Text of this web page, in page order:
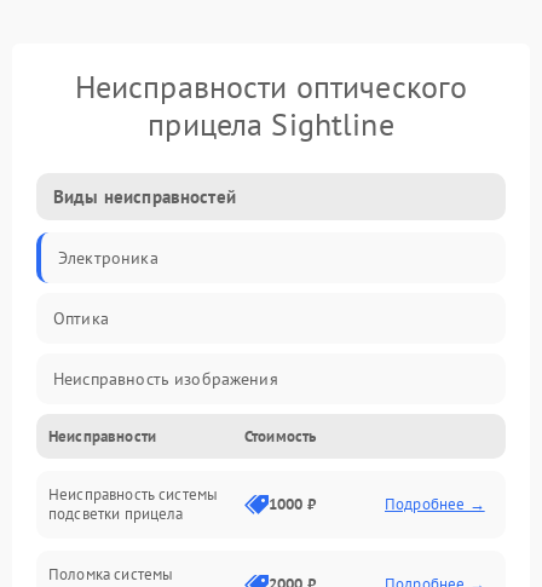
Неисправности оптического
прицела Sightline
Виды неисправностей
Электроника
Оптика
Неисправность изображения
Механические повреждения
Неисправность фокусировки и оптики
Неисправности Стоимость
Неисправность системы
подсветки прицела
1000 ₽ Подробнее →
Поломка системы